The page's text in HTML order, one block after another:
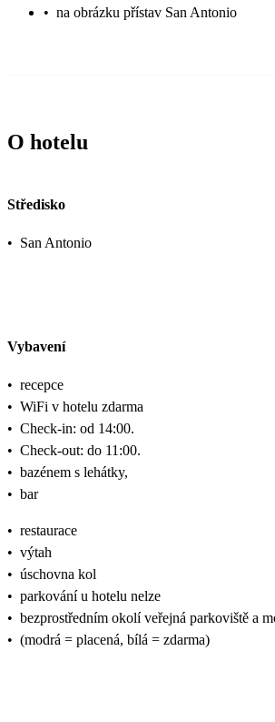
• na obrázku přístav San Antonio
O hotelu
Středisko
• San Antonio
Vybavení
• recepce
• WiFi v hotelu zdarma
• Check-in: od 14:00.
• Check-out: do 11:00.
• bazénem s lehátky,
• bar
• restaurace
• výtah
• úschovna kol
• parkování u hotelu nelze
• bezprostředním okolí veřejná parkoviště a
• (modrá = placená, bílá = zdarma)